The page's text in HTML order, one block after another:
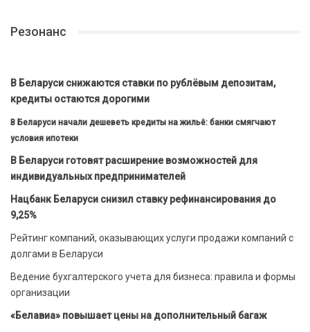
Резонанс
В Беларуси снижаются ставки по рублёвым депозитам,
кредиты остаются дорогими
В Беларуси начали дешеветь кредиты на жильё: банки смягчают
условия ипотеки
В Беларуси готовят расширение возможностей для
индивидуальных предпринимателей
Нацбанк Беларуси снизил ставку рефинансирования до
9,25%
Рейтинг компаний, оказывающих услуги продажи компаний с
долгами в Беларуси
Ведение бухгалтерского учета для бизнеса: правила и формы
организации
«Белавиа» повышает цены на дополнительный багаж